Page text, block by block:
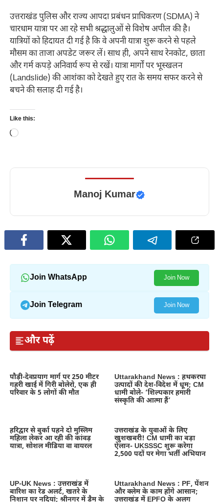
उत्तराखंड पुलिस और राज्य आपदा प्रबंधन प्राधिकरण (SDMA) ने
चारधाम यात्रा पर आ रहे सभी श्रद्धालुओं से विशेष अपील की है।
यात्रियों को हिदायत दी गई है कि वे अपनी यात्रा शुरू करने से पहले
मौसम का ताजा अपडेट जरूर लें। साथ ही, अपने साथ रेनकोट, छाता
और गर्म कपड़े अनिवार्य रूप से रखें। यात्रा मार्गों पर भूस्खलन
(Landslide) की आशंका को देखते हुए रात के समय सफर करने से
बचने की सलाह दी गई है।
Like this:
Loading…
Manoj Kumar
Join WhatsApp Join Now
Join Telegram Join Now
और पढ़ें
पौड़ी-देवप्रयाग मार्ग पर 250 मीटर
गहरी खाई में गिरी बोलेरो, एक ही
परिवार के 5 लोगों की मौत
Uttarakhand News : हथकरघा
उत्पादों की देश-विदेश में धूम; CM
धामी बोले- ‘शिल्पकार हमारी
संस्कृति की आत्मा हैं’
हरिद्वार से बुर्का पहने दो मुस्लिम
महिला लेकर आ रही की कांवड़
यात्रा, सोशल मीडिया वा वायरल
उत्तराखंड के युवाओं के लिए
खुशखबरी! CM धामी का बड़ा
ऐलान- UKSSSC शुरू करेगा
2,500 पदों पर मेगा भर्ती अभियान
UP-UK News : उत्तराखंड में
बारिश का रेड अलर्ट, खतरे के
निशान पर नदियां; श्रीनगर में डैम के
Uttarakhand News : PF, पेंशन
और क्लेम के काम होंगे आसान;
उत्तराखंड में EPFO के अलग